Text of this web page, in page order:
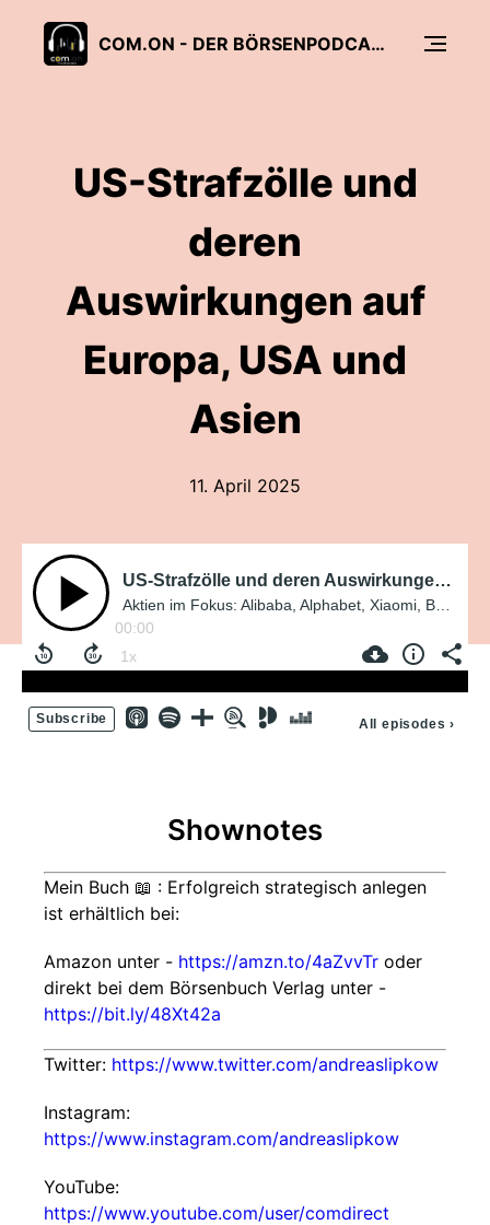
COM.ON - DER BÖRSENPODCAST
US-Strafzölle und
deren
Auswirkungen auf
Europa, USA und
Asien
11. April 2025
US-Strafzölle und deren Auswirkungen auf Europa, USA und Asien
00:00
Subscribe All episodes ›
Shownotes
Mein Buch 📖 : Erfolgreich strategisch anlegen
ist erhältlich bei:
Amazon unter - https://amzn.to/4aZvvTr oder
direkt bei dem Börsenbuch Verlag unter -
https://bit.ly/48Xt42a
Twitter: https://www.twitter.com/andreaslipkow
Instagram:
https://www.instagram.com/andreaslipkow
YouTube:
https://www.youtube.com/user/comdirect